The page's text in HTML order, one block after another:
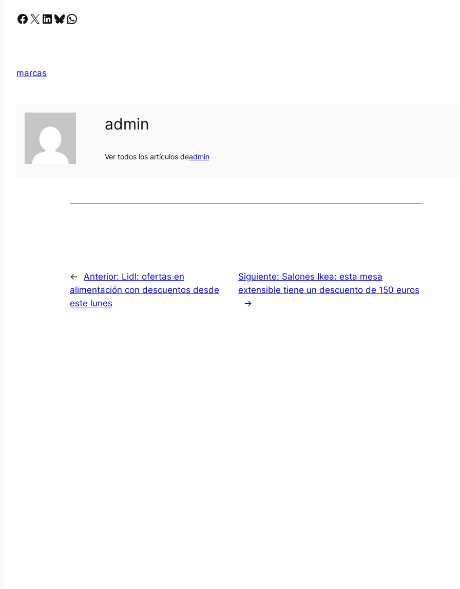
Facebook X LinkedIn Bluesky Whatsapp
marcas
admin
Ver todos los artículos deadmin
← Anterior: Lidl: ofertas en
alimentación con descuentos desde
este lunes
Siguiente: Salones Ikea: esta mesa
extensible tiene un descuento de 150 euros
→